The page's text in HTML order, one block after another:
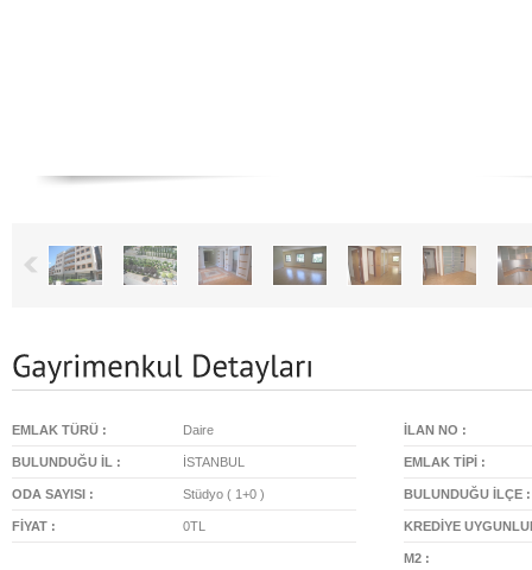
EMLAK TÜRÜ : Daire
BULUNDUĞU İL : İSTANBUL
ODA SAYISI : Stüdyo ( 1+0 )
FİYAT : 0TL
İLAN NO :
EMLAK TİPİ :
BULUNDUĞU İLÇE :
KREDİYE
M2 :